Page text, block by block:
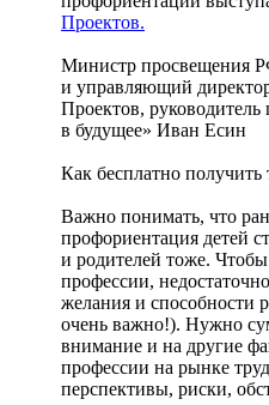
Проектов.
Министр просвещения
и управляющий
Проектов, руководитель
в будущее» Иван Есин
Как бесплатно
Важно понимать, что
профориентация детей
и родителей тоже.
профессии,
желания и способности
очень важно!). Нужно
внимание и на другие
профессии на рынке
перспективы, риски,